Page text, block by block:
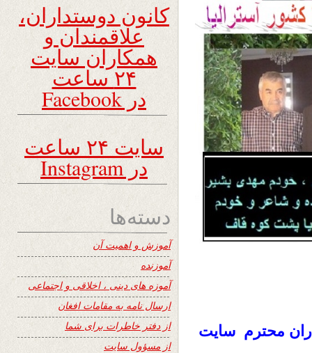
محترم سایت
کانون دوستداران،
علاقمندان و
همکاران سایت
۲۴ ساعت
در Facebook
سایت ۲۴ ساعت
در Instagram
دسته‌ها
آموزش و اهمیت آن
آموزنده
آموزه های دینی ، اخلاقی و اجتماعی
ارسال نامه به مقامات افغان
از دفتر خاطرات برای شما
از مسؤول سایت